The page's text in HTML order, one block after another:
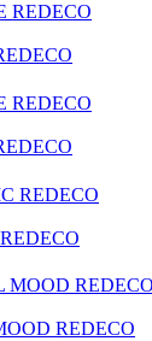
REDECO